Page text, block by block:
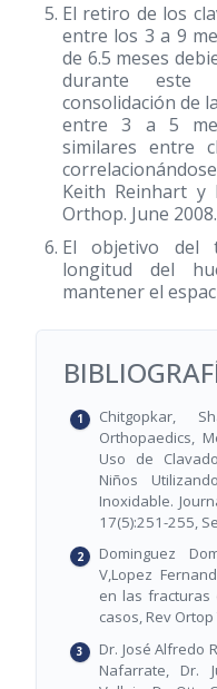
El retiro de los
entre los 3 a 9
de 6.5 meses
durante este
consolidación de
entre 3 a 5
similares entre
Keith Reinhart y
Orthop. June 2008.
El objetivo del
longitud del
mantener el
Chitgopkar,
Orthopaedics,
Uso de
Niños
Inoxidable.
17(5):251-255,
Dominguez
V,Lopez
en las fracturas
casos, Rev
Dr. José Alfredo
Nafarrate, Dr.